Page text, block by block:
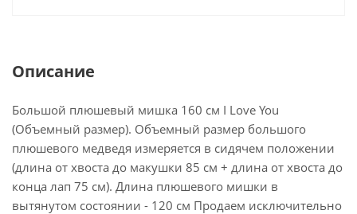
Описание
Большой плюшевый мишка 160 см I Love You
(Объемный размер). Объемный размер большого
плюшевого медведя измеряется в сидячем положении
(длина от хвоста до макушки 85 см + длина от хвоста до
конца лап 75 см). Длина плюшевого мишки в
вытянутом состоянии - 120 см Продаем исключительно